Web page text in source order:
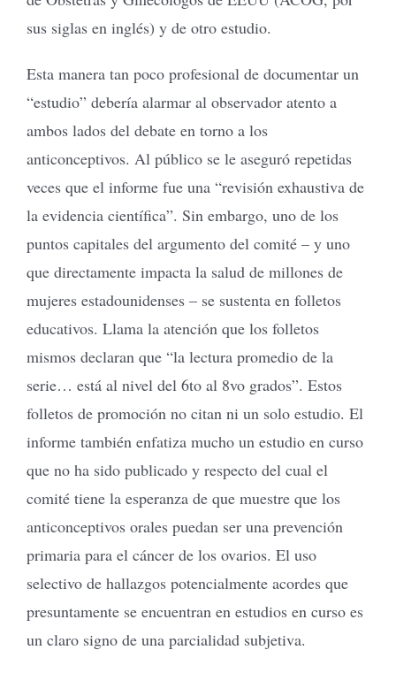
sus siglas en inglés) y de otro estudio.
Esta manera tan poco profesional de documentar un
“estudio” debería alarmar al observador atento a
ambos lados del debate en torno a los
anticonceptivos. Al público se le aseguró repetidas
veces que el informe fue una “revisión exhaustiva de
la evidencia científica”. Sin embargo, uno de los
puntos capitales del argumento del comité – y uno
que directamente impacta la salud de millones de
mujeres estadounidenses – se sustenta en folletos
educativos. Llama la atención que los folletos
mismos declaran que “la lectura promedio de la
serie… está al nivel del 6to al 8vo grados”. Estos
folletos de promoción no citan ni un solo estudio. El
informe también enfatiza mucho un estudio en curso
que no ha sido publicado y respecto del cual el
comité tiene la esperanza de que muestre que los
anticonceptivos orales puedan ser una prevención
primaria para el cáncer de los ovarios. El uso
selectivo de hallazgos potencialmente acordes que
presuntamente se encuentran en estudios en curso es
un claro signo de una parcialidad subjetiva.